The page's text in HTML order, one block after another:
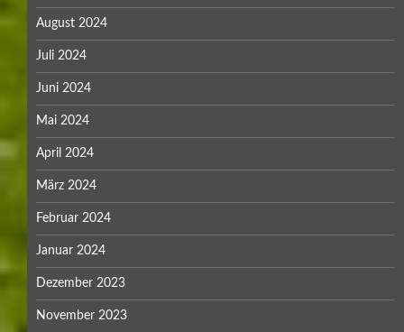
August 2024
Juli 2024
Juni 2024
Mai 2024
April 2024
März 2024
Februar 2024
Januar 2024
Dezember 2023
November 2023